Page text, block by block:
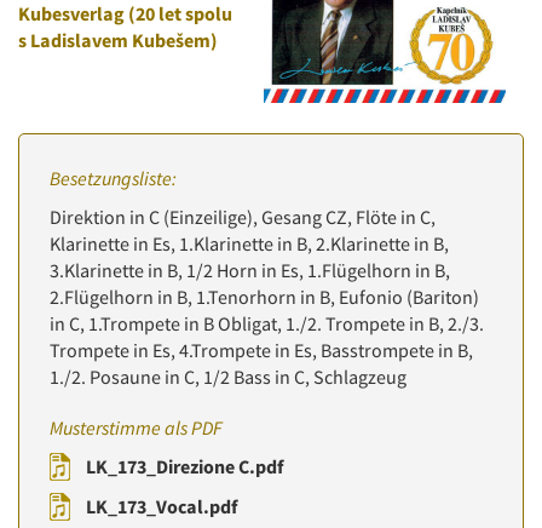
Kubesverlag (20 let spolu
s Ladislavem Kubešem)
Besetzungsliste:
Direktion in C (Einzeilige), Gesang CZ, Flöte in C,
Klarinette in Es, 1.Klarinette in B, 2.Klarinette in B,
3.Klarinette in B, 1/2 Horn in Es, 1.Flügelhorn in B,
2.Flügelhorn in B, 1.Tenorhorn in B, Eufonio (Bariton)
in C, 1.Trompete in B Obligat, 1./2. Trompete in B, 2./3.
Trompete in Es, 4.Trompete in Es, Basstrompete in B,
1./2. Posaune in C, 1/2 Bass in C, Schlagzeug
Musterstimme als PDF
LK_173_Direzione C.pdf
LK_173_Vocal.pdf